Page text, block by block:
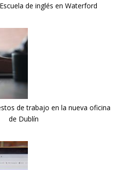
de inglés en Waterford
de trabajo en la nueva oficina
de Dublín